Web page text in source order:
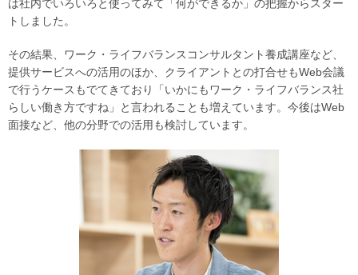
は社内でいろいろと使ってみて「何ができるか」の把握からスター
トしました。
その結果、ワーク・ライフバランスコンサルタント養成講座など、
提供サービスへの活用のほか、クライアントとの打合せもWeb会議
で行うケースもでてきており「いかにもワーク・ライフバランス社
らしい働き方ですね」と言われることも増えています。今後はWeb
面接など、他の分野での活用も検討しています。